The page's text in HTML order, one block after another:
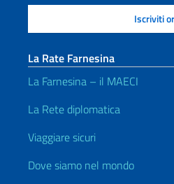
La Rate Farnesina
La Farnesina – il MAECI
La Rete diplomatica
Viaggiare sicuri
Dove siamo nel mondo